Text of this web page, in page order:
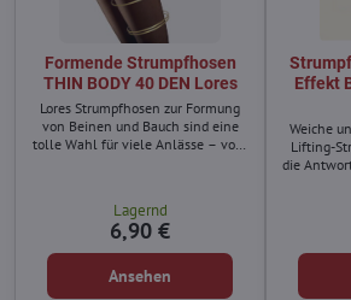
Formende Strumpfhosen
THIN BODY 40 DEN Lores
Lores Strumpfhosen zur Formung
von Beinen und Bauch sind eine
tolle Wahl für viele Anlässe – vom
garantiert ein Gefühl von
Leichtigkeit – von den Zehen bis
zur Taille.
Lagernd
6,90 €
Ansehen
Effekt
Weiche
Lifting-
die